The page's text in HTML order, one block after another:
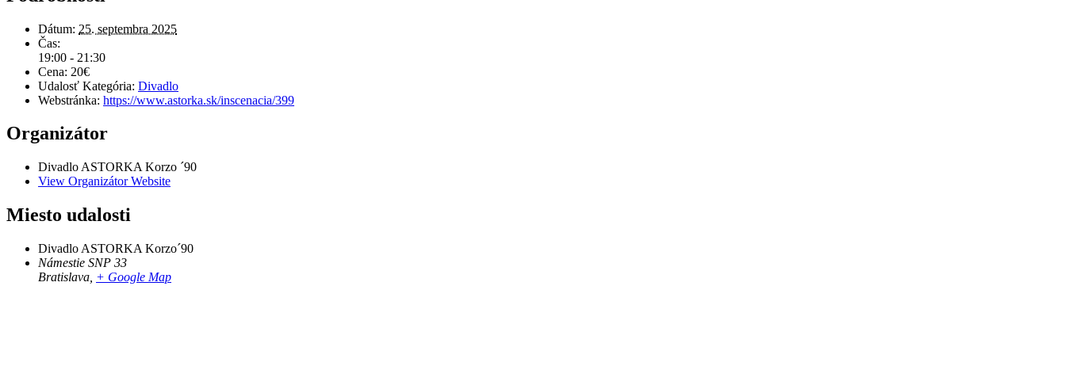
Dátum: 25. septembra 2025
Čas:
19:00 - 21:30
Cena: 20€
Udalosť Kategória: Divadlo
Webstránka: https://www.astorka.sk/inscenacia/399
Organizátor
Divadlo ASTORKA Korzo ´90
View Organizátor Website
Miesto udalosti
Divadlo ASTORKA Korzo´90
Námestie SNP 33
Bratislava + Google Map